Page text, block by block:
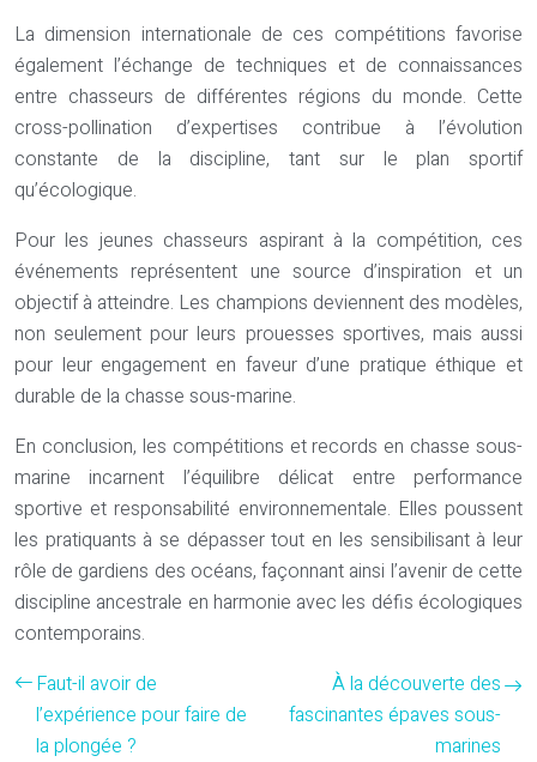
La dimension internationale de ces compétitions favorise
également l’échange de techniques et de connaissances
entre chasseurs de différentes régions du monde. Cette
cross-pollination d’expertises contribue à l’évolution
constante de la discipline, tant sur le plan sportif
qu’écologique.
Pour les jeunes chasseurs aspirant à la compétition, ces
événements représentent une source d’inspiration et un
objectif à atteindre. Les champions deviennent des modèles,
non seulement pour leurs prouesses sportives, mais aussi
pour leur engagement en faveur d’une pratique éthique et
durable de la chasse sous-marine.
En conclusion, les compétitions et records en chasse sous-
marine incarnent l’équilibre délicat entre performance
sportive et responsabilité environnementale. Elles poussent
les pratiquants à se dépasser tout en les sensibilisant à leur
rôle de gardiens des océans, façonnant ainsi l’avenir de cette
discipline ancestrale en harmonie avec les défis écologiques
contemporains.
Faut-il avoir de
l’expérience pour faire de
la plongée ?
À la découverte des
fascinantes épaves sous-
marines